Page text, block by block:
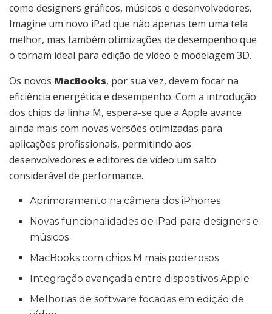
como designers gráficos, músicos e desenvolvedores.
Imagine um novo iPad que não apenas tem uma tela
melhor, mas também otimizações de desempenho que
o tornam ideal para edição de vídeo e modelagem 3D.
Os novos MacBooks, por sua vez, devem focar na
eficiência energética e desempenho. Com a introdução
dos chips da linha M, espera-se que a Apple avance
ainda mais com novas versões otimizadas para
aplicações profissionais, permitindo aos
desenvolvedores e editores de vídeo um salto
considerável de performance.
Aprimoramento na câmera dos iPhones
Novas funcionalidades de iPad para designers e
músicos
MacBooks com chips M mais poderosos
Integração avançada entre dispositivos Apple
Melhorias de software focadas em edição de